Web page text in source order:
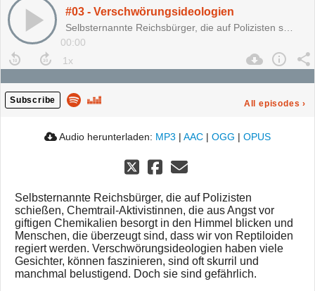
#03 - Verschwörungsideologien
Selbsternannte Reichsbürger, die auf Polizisten s…
00:00
Subscribe All episodes ›
Audio herunterladen: MP3 | AAC | OGG | OPUS
Selbsternannte Reichsbürger, die auf Polizisten
schießen, Chemtrail-Aktivistinnen, die aus Angst vor
giftigen Chemikalien besorgt in den Himmel blicken und
Menschen, die überzeugt sind, dass wir von Reptiloiden
regiert werden. Verschwörungsideologien haben viele
Gesichter, können faszinieren, sind oft skurril und
manchmal belustigend. Doch sie sind gefährlich.